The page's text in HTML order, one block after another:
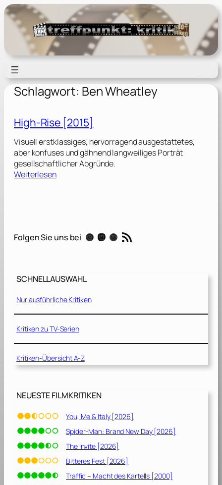
Zum
Inhalt
springen
Schlagwort: Ben Wheatley
High-Rise [2015]
Visuell erstklassiges, hervorragend ausgestattetes,
aber konfuses und gähnend langweiliges Porträt
gesellschaftlicher Abgründe.
Weiterlesen:
R
[
0
1
5
Folgen Sie uns bei Instagram Mastodon Threads RSS-Feed
SCHNELLAUSWAHL
Nur ausführliche Kritiken
Kritiken zu TV-Serien
Kritiken-Übersicht A-Z
NEUESTE FILMKRITIKEN
You, Me & Italy [2026]
Spider-Man: Brand New Day [2026]
The Invite [2026]
Bitteres Fest [2026]
Traffic – Macht des Kartells [2000]